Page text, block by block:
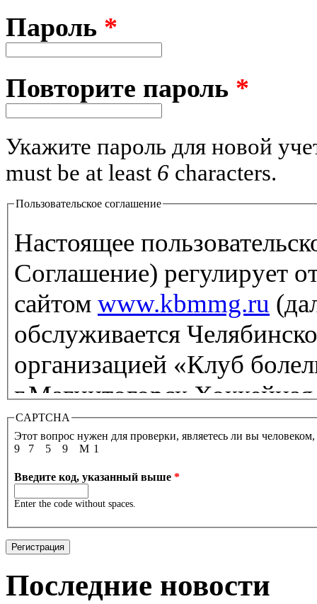
Пароль *
Повторите пароль *
Укажите пароль для новой
must be at least 6 characters.
Пользовательское соглашение
Настоящее
Соглашение) регулирует
сайтом www.kbmmg.ru
обслуживается
организацией «Клуб
г.Магнитогорск
«Организация»), между
лицом (далее —
Пользователем
образом
пользующееся услугами
Сайтом.
CAPTCHA
Этот вопрос нужен для проверки, являетесь ли вы
9
7 5 M 1
9
Введите код, указанный выше *
Enter the code without spaces.
Последние новости